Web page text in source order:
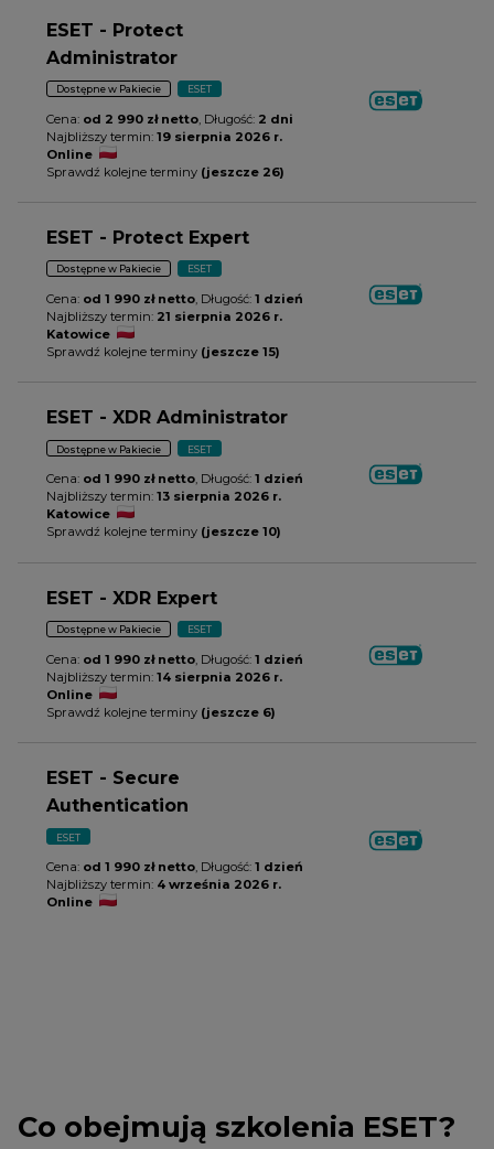
ESET - Protect
Administrator
Dostępne w Pakiecie ESET
Cena: od 2 990 zł netto , Długość: 2 dni
Najbliższy termin:19 sierpnia 2026 r.
Online
Sprawdź kolejne terminy (jeszcze 26)
ESET - Protect Expert
Dostępne w Pakiecie ESET
Cena: od 1 990 zł netto, Długość:1 dzień
Najbliższy termin: 21 sierpnia 2026 r.
Katowice
Sprawdź kolejne terminy (jeszcze 15)
ESET - XDR Administrator
Dostępne w Pakiecie ESET
Cena: od 1 990 zł netto, Długość:1 dzień
Najbliższy termin:13 sierpnia 2026 r.
Katowice
Sprawdź kolejne terminy (jeszcze 10)
ESET - XDR Expert
Dostępne w Pakiecie ESET
Cena: od 1 990 zł netto , Długość:1 dzień
Najbliższy termin:14 sierpnia 2026 r.
Online
Sprawdź kolejne terminy (jeszcze 6)
ESET - Secure
Authentication
ESET
Cena: od 1 990 zł netto, Długość:1 dzień
Najbliższy termin: 4 września 2026 r.
Online
Co obejmują szkolenia ESET?